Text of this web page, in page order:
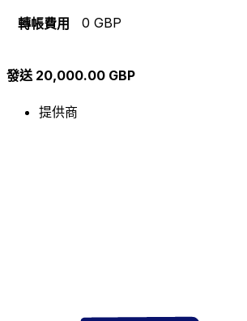
轉帳費用 0 GBP
發送 20,000.00 GBP
提供商